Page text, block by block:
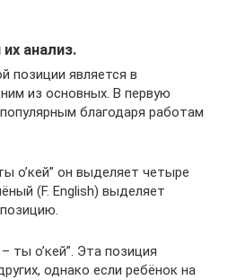
анализ.
позиции является в
из основных. В первую
благодаря работам
о’кей” он выделяет четыре
(F. English) выделяет
ты о’кей”. Эта позиция
однако если ребёнок на